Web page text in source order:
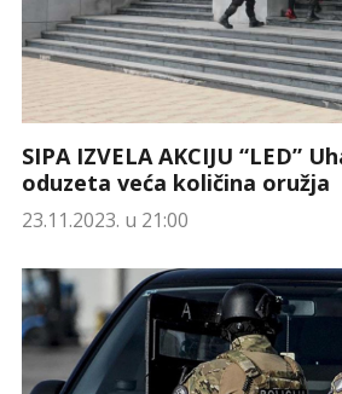
SIPA IZVELA AKCIJU “LED”
oduzeta veća količina oružja
23.11.2023. u 21:00